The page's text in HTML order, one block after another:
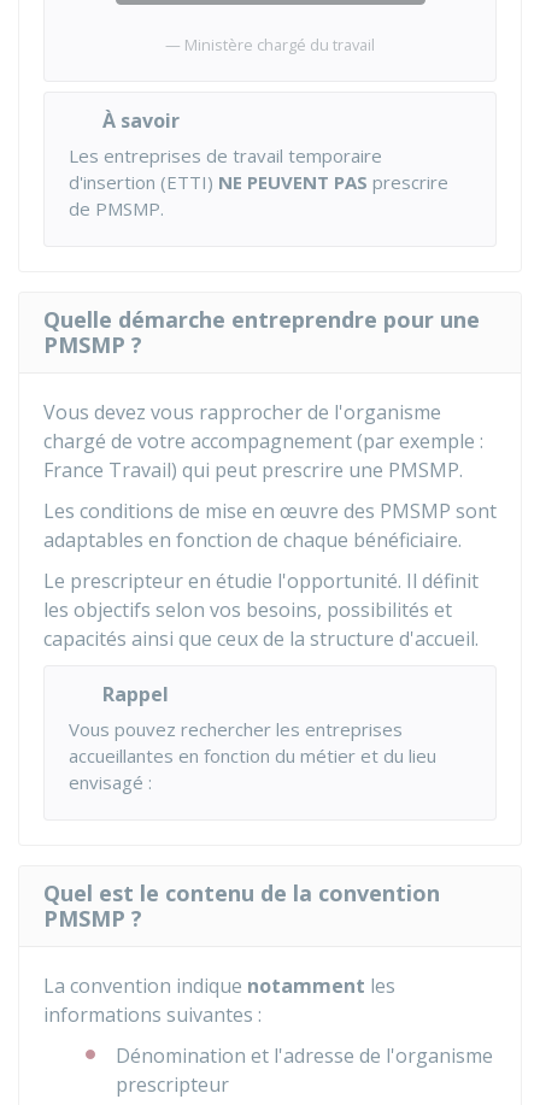
Ministère chargé du travail
À savoir
Les entreprises de travail temporaire
d'insertion (ETTI) NE PEUVENT PAS prescrire
de PMSMP.
Quelle démarche entreprendre pour une
PMSMP ?
Vous devez vous rapprocher de l'organisme
chargé de votre accompagnement (par exemple :
France Travail) qui peut prescrire une PMSMP.
Les conditions de mise en œuvre des PMSMP sont
adaptables en fonction de chaque bénéficiaire.
Le prescripteur en étudie l'opportunité. Il définit
les objectifs selon vos besoins, possibilités et
capacités ainsi que ceux de la structure d'accueil.
Rappel
Vous pouvez rechercher les entreprises
accueillantes en fonction du métier et du lieu
envisagé :
Quel est le contenu de la convention
PMSMP ?
La convention indique notamment les
informations suivantes :
Dénomination et l'adresse de l'organisme
prescripteur